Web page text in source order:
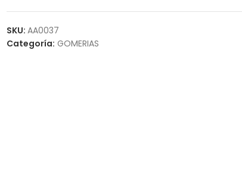
SKU:AA0037
Categoría: GOMERIAS